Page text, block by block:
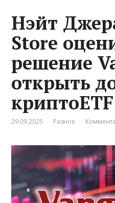
Нэйт
Store
решение
открыть
криптоETF
29.09.2025 Разное